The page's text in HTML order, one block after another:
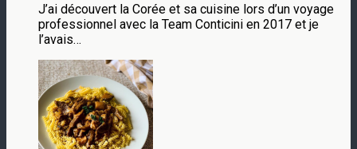
J’ai découvert la Corée et sa cuisine lors d’un voyage
professionnel avec la Team Conticini en 2017 et je
l’avais…